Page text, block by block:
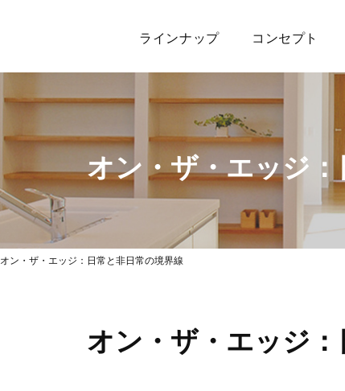
オン・ザ・エッジ
オン・ザ・エッジ：日常と非日常の境界線
オン・ザ・エッジ
ラインナップ コンセプト